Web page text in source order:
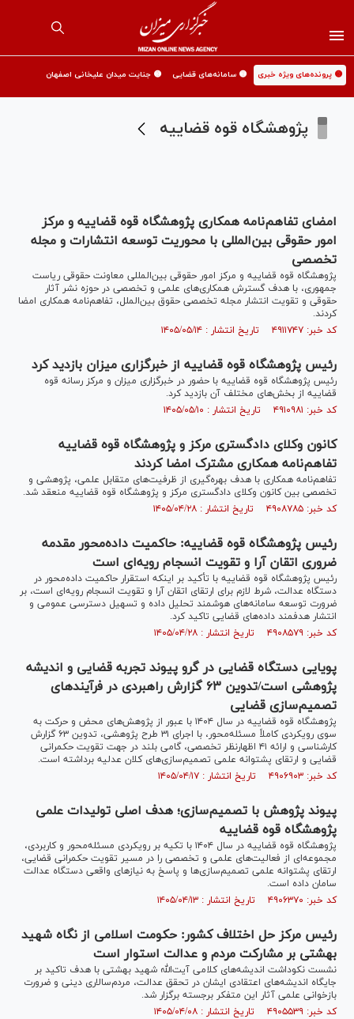
🟡 پرونده‌های ویژه خبری 🟡 سامانه‌های قضایی 🟡 جنایت میدان علیخانی اصفهان
پژوهشگاه قوه قضاییه
امضای تفاهم‌نامه همکاری پژوهشگاه قوه قضاییه و مرکز
امور حقوقی بین‌المللی با محوریت توسعه انتشارات و مجله
تخصصی
پژوهشگاه قوه قضاییه و مرکز امور حقوقی بین‌المللی معاونت حقوقی ریاست
جمهوری، با هدف گسترش همکاری‌های علمی و تخصصی در حوزه نشر آثار
حقوقی و تقویت انتشار مجله تخصصی حقوق بین‌الملل، تفاهم‌نامه همکاری امضا
کردند.
کد خبر: ۴۹۱۱۷۴۷ تاریخ انتشار : ۱۴۰۵/۰۵/۱۴
رئیس پژوهشگاه قوه قضاییه از خبرگزاری میزان بازدید کرد
رئیس پژوهشگاه قوه قضاییه با حضور در خبرگزاری میزان و مرکز رسانه قوه
قضاییه از بخش‌های مختلف آن بازدید کرد.
کد خبر: ۴۹۱۰۹۸۱ تاریخ انتشار : ۱۴۰۵/۰۵/۱۰
کانون وکلای دادگستری مرکز و پژوهشگاه قوه قضاییه
تفاهم‌نامه همکاری مشترک امضا کردند
تفاهم‌نامه همکاری با هدف بهره‌گیری از ظرفیت‌های متقابل علمی، پژوهشی و
تخصصی بین کانون وکلای دادگستری مرکز و پژوهشگاه قوه قضاییه منعقد شد.
کد خبر: ۴۹۰۸۷۸۵ تاریخ انتشار : ۱۴۰۵/۰۴/۲۸
رئیس پژوهشگاه قوه قضاییه: حاکمیت داده‌محور مقدمه
ضروری اتقان آرا و تقویت انسجام رویه‌ای است
رئیس پژوهشگاه قوه قضاییه با تأکید بر اینکه استقرار حاکمیت داده‌محور در
دستگاه عدالت، شرط لازم برای ارتقای اتقان آرا و تقویت انسجام رویه‌ای است، بر
ضرورت توسعه سامانه‌های هوشمند تحلیل داده و تسهیل دسترسی عمومی و
انتشار هدفمند داده‌های قضایی تاکید کرد.
کد خبر: ۴۹۰۸۵۷۹ تاریخ انتشار : ۱۴۰۵/۰۴/۲۸
پویایی دستگاه قضایی در گرو پیوند تجربه قضایی و اندیشه
پژوهشی است/تدوین ۶۳ گزارش راهبردی در فرآیندهای
تصمیم‌سازی قضایی
پژوهشگاه قوه قضاییه در سال ۱۴۰۴ با عبور از پژوهش‌های محض و حرکت به
سوی رویکردی کاملاً مسئله‌محور، با اجرای ۳۱ طرح پژوهشی، تدوین ۶۳ گزارش
کارشناسی و ارائه ۴۱ اظهارنظر تخصصی، گامی بلند در جهت تقویت حکمرانی
قضایی و ارتقای پشتوانه علمی تصمیم‌سازی‌های کلان عدلیه برداشته است.
کد خبر: ۴۹۰۶۹۰۳ تاریخ انتشار : ۱۴۰۵/۰۴/۱۷
پیوند پژوهش با تصمیم‌سازی؛ هدف اصلی تولیدات علمی
پژوهشگاه قوه قضاییه
پژوهشگاه قوه قضاییه در سال ۱۴۰۴ با تکیه بر رویکردی مسئله‌محور و کاربردی،
مجموعه‌ای از فعالیت‌های علمی و تخصصی را در مسیر تقویت حکمرانی قضایی،
ارتقای پشتوانه علمی تصمیم‌سازی‌ها و پاسخ به نیازهای واقعی دستگاه عدالت
سامان داده است.
کد خبر: ۴۹۰۶۳۷۰ تاریخ انتشار : ۱۴۰۵/۰۴/۱۳
رئیس مرکز حل اختلاف کشور: حکومت اسلامی از نگاه شهید
بهشتی بر مشارکت مردم و عدالت استوار است
نشست نکوداشت اندیشه‌های کلامی آیت‌الله شهید بهشتی با هدف تاکید بر
جایگاه اندیشه‌های اعتقادی ایشان در تحقق عدالت، مردم‌سالاری دینی و ضرورت
بازخوانی علمی آثار این متفکر برجسته برگزار شد.
کد خبر: ۴۹۰۵۵۳۹ تاریخ انتشار : ۱۴۰۵/۰۴/۰۸